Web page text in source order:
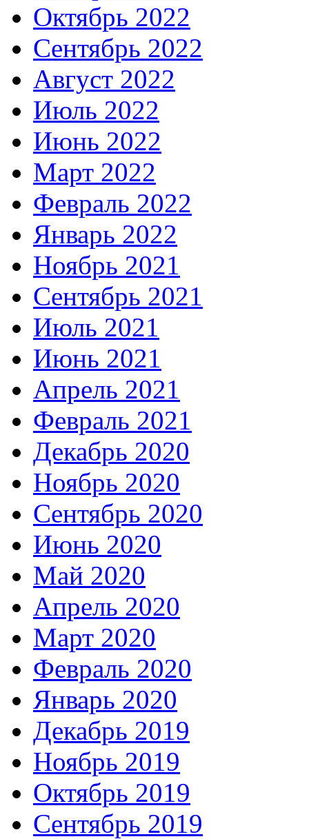
Октябрь 2022
Сентябрь 2022
Август 2022
Июль 2022
Июнь 2022
Март 2022
Февраль 2022
Январь 2022
Ноябрь 2021
Сентябрь 2021
Июль 2021
Июнь 2021
Апрель 2021
Февраль 2021
Декабрь 2020
Ноябрь 2020
Сентябрь 2020
Июнь 2020
Май 2020
Апрель 2020
Март 2020
Февраль 2020
Январь 2020
Декабрь 2019
Ноябрь 2019
Октябрь 2019
Сентябрь 2019